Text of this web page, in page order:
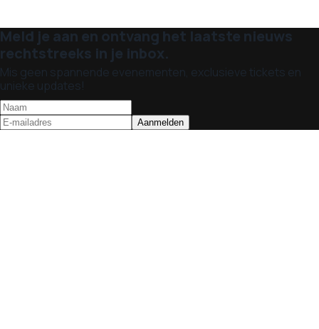
Meld je aan en ontvang het laatste nieuws
rechtstreeks in je inbox.
Mis geen spannende evenementen, exclusieve tickets en
unieke updates!